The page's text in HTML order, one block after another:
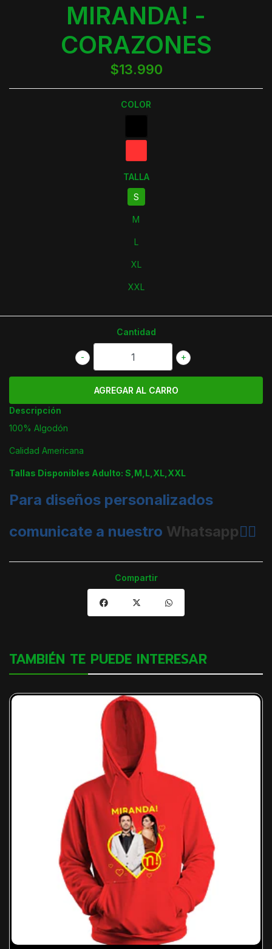
MIRANDA! -
CORAZONES
$13.990
COLOR
TALLA
S
M
L
XL
XXL
Cantidad
+
-
Descripción
100% Algodón
Calidad Americana
Tallas Disponibles Adulto: S,M,L,XL,XXL
Para diseños personalizados
comunicate a nuestro Whatsapp👈🏼
Compartir
TAMBIÉN TE PUEDE INTERESAR